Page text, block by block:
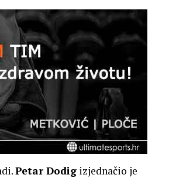
Petar Dodig izjednačio je